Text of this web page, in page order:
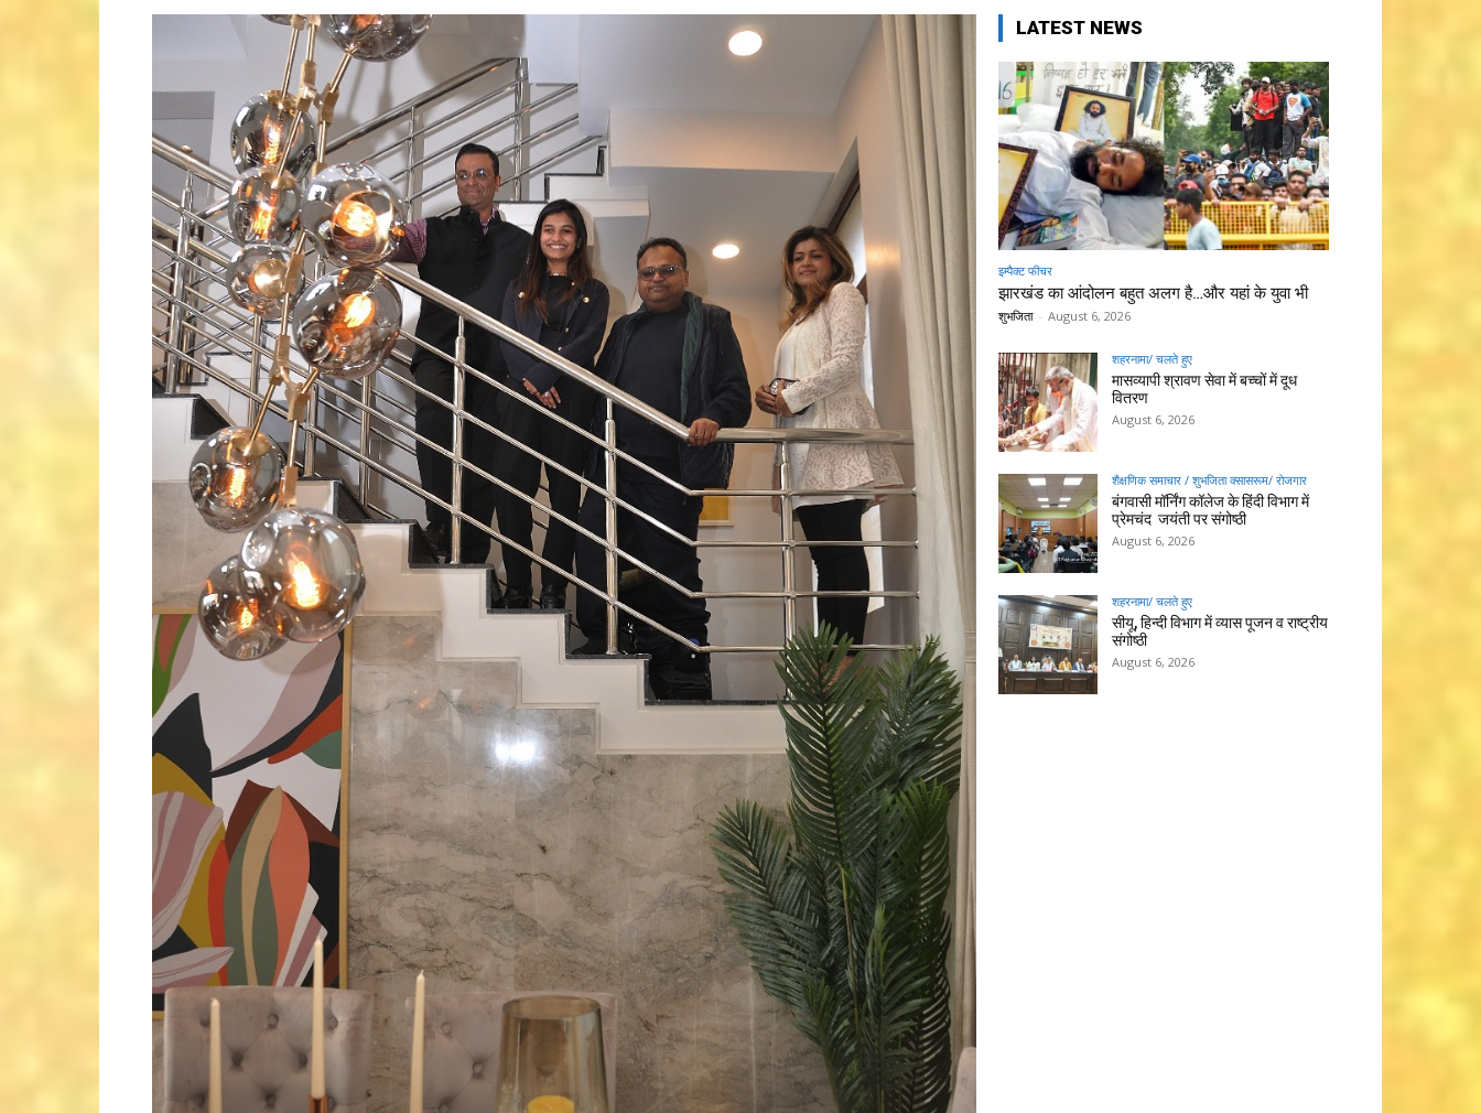
LATEST NEWS
इम्पैक्ट फीचर
झारखंड का आंदोलन बहुत अलग है…और यहां के युवा भी
शुभजिता - August 6, 2026
शहरनामा/ चलते हुए
मासव्यापी श्रावण सेवा में बच्चों में दूध
वितरण
August 6, 2026
शैक्षणिक समाचार / शुभजिता क्सासरूम/ रोजगार
बंगवासी मॉर्निंग कॉलेज के हिंदी विभाग में
प्रेमचंद जयंती पर संगोष्ठी
August 6, 2026
शहरनामा/ चलते हुए
सीयू, हिन्दी विभाग में व्यास पूजन व राष्ट्रीय
संगोष्ठी
August 6, 2026